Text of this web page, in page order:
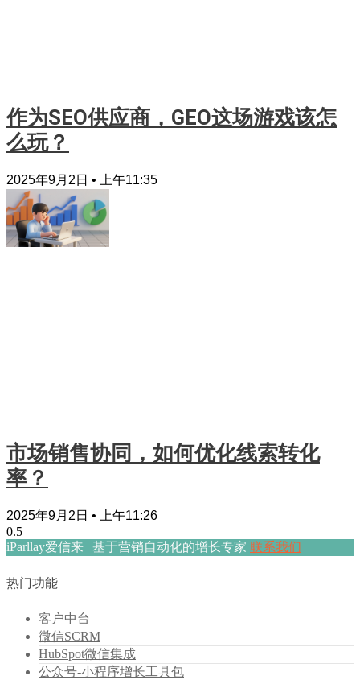
作为SEO供应商，GEO这场游戏该怎
么玩？
2025年9月2日 上午11:35
市场销售协同，如何优化线索转化
率？
2025年9月2日 上午11:26
iParllay爱信来 | 基于营销自动化的增长专家 联系我们
热门功能
客户中台
微信SCRM
HubSpot微信集成
公众号-小程序增长工具包